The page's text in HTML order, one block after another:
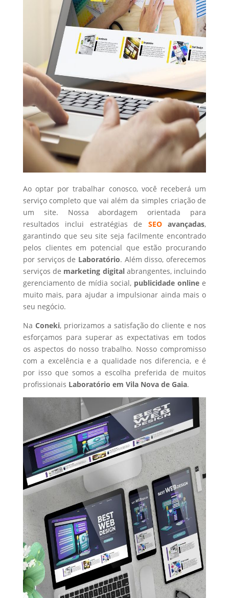
Ao optar por trabalhar conosco, você receberá um
serviço completo que vai além da simples criação de
um site. Nossa abordagem orientada para
resultados inclui estratégias de SEOavançadas,
garantindo que seu site seja facilmente encontrado
pelos clientes em potencial que estão procurando
por serviços de Laboratório. Além disso, oferecemos
serviços de marketing digital abrangentes, incluindo
gerenciamento de mídia social, publicidade online e
muito mais, para ajudar a impulsionar ainda mais o
seu negócio.
Na Coneki, priorizamos a satisfação do cliente e nos
esforçamos para superar as expectativas em todos
os aspectos do nosso trabalho. Nosso compromisso
com a excelência e a qualidade nos diferencia, e é
por isso que somos a escolha preferida de muitos
profissionais Laboratório em Vila Nova de Gaia.